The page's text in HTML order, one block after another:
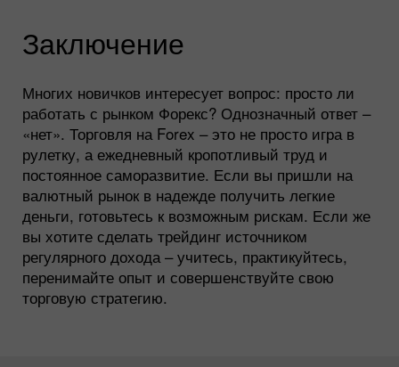
Заключение
Многих новичков интересует вопрос: просто ли
работать с рынком Форекс? Однозначный ответ –
«нет». Торговля на Forex – это не просто игра в
рулетку, а ежедневный кропотливый труд и
постоянное саморазвитие. Если вы пришли на
валютный рынок в надежде получить легкие
деньги, готовьтесь к возможным рискам. Если же
вы хотите сделать трейдинг источником
регулярного дохода – учитесь, практикуйтесь,
перенимайте опыт и совершенствуйте свою
торговую стратегию.